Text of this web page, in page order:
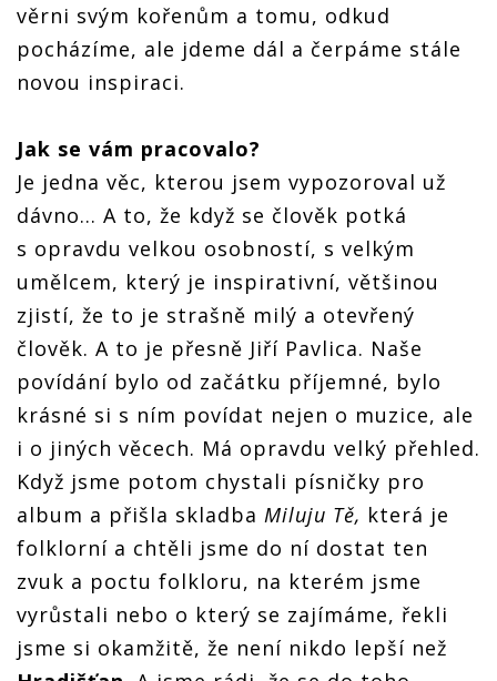
věrni svým kořenům a tomu, odkud
pocházíme, ale jdeme dál a čerpáme stále
novou inspiraci.
Jak se vám pracovalo?
Je jedna věc, kterou jsem vypozoroval už
dávno… A to, že když se člověk potká
s opravdu velkou osobností, s velkým
umělcem, který je inspirativní, většinou
zjistí, že to je strašně milý a otevřený
člověk. A to je přesně Jiří Pavlica. Naše
povídání bylo od začátku příjemné, bylo
krásné si s ním povídat nejen o muzice, ale
i o jiných věcech. Má opravdu velký přehled.
Když jsme potom chystali písničky pro
album a přišla skladba Miluju Tě, která je
folklorní a chtěli jsme do ní dostat ten
zvuk a poctu folkloru, na kterém jsme
vyrůstali nebo o který se zajímáme, řekli
jsme si okamžitě, že není nikdo lepší než